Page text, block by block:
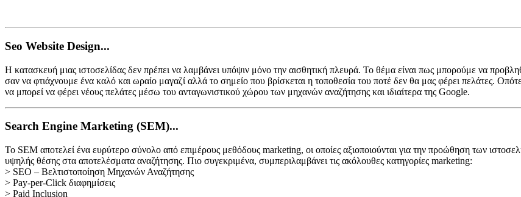
Seo Website Design...
Η κατασκευή μιας ιστοσελίδας δεν πρέπει να λαμβάνει υπόψιν μόνο την αισθητική πλευρά. Το θέμα είναι πως μπορούμε να
σαν να φτιάχνουμε ένα καλό και ωραίο μαγαζί αλλά το σημείο που βρίσκεται η τοποθεσία του ποτέ δεν θα μας φέρει πελάτες.
να μπορεί να φέρει νέους πελάτες μέσω του ανταγωνιστικού χώρου των μηχανών αναζήτησης και ιδιαίτερα της Google.
Search Engine Marketing (SEM)...
Το SEM αποτελεί ένα ευρύτερο σύνολο από επιμέρους μεθόδους marketing, οι οποίες αξιοποιούνται για την προώθηση των
υψηλής θέσης στα αποτελέσματα αναζήτησης. Πιο συγεκριμένα, συμπεριλαμβάνει τις ακόλουθες κατηγορίες marketing:
> SEO – Βελτιστοποίηση Μηχανών Αναζήτησης
> Pay-per-Click διαφημίσεις
> Paid Inclusion